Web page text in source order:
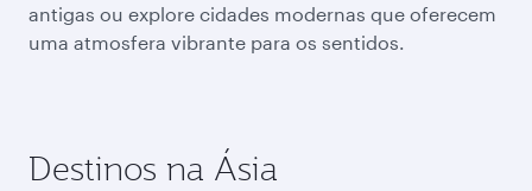
antigas ou explore cidades modernas que oferecem
uma atmosfera vibrante para os sentidos.
Destinos na Ásia